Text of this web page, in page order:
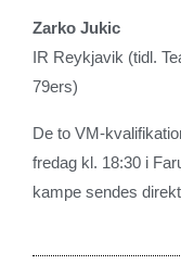
Zarko Jukic
IR Reykjavik (tidl.
79ers)
De to VM-
fredag kl. 18:30 i
kampe sendes